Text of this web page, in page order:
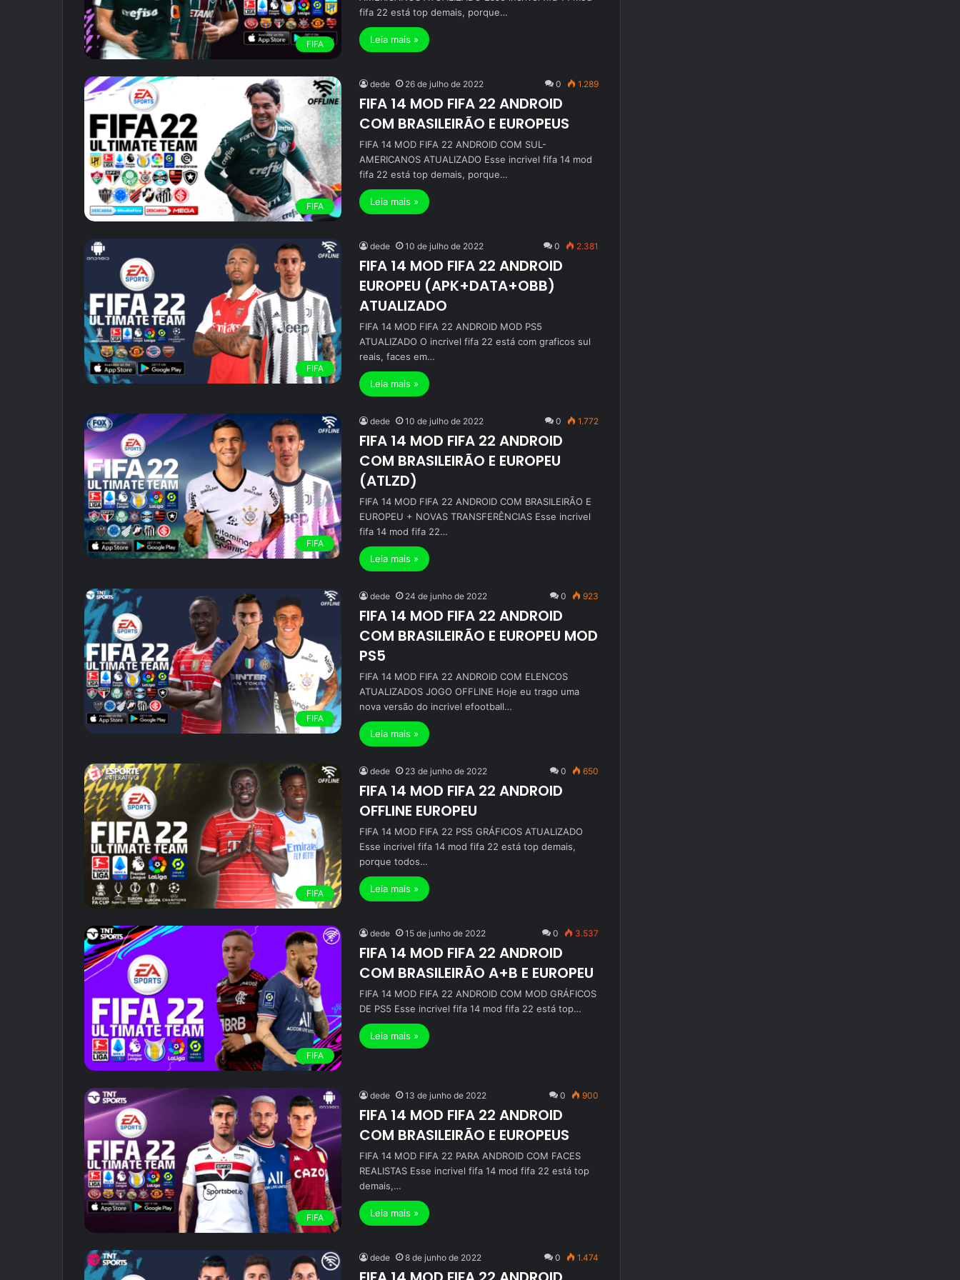
FIFA
fifa 22 está top demais, porque…
Leia mais »
FIFA
dede 26 de julho de 2022 0 1.289
FIFA 14 MOD FIFA 22 ANDROID
COM BRASILEIRÃO E EUROPEUS
FIFA 14 MOD FIFA 22 ANDROID COM SUL-
AMERICANOS ATUALIZADO Esse incrivel fifa 14 mod
fifa 22 está top demais, porque…
Leia mais »
FIFA
dede 10 de julho de 2022 0 2.381
FIFA 14 MOD FIFA 22 ANDROID
EUROPEU (APK+DATA+OBB)
ATUALIZADO
FIFA 14 MOD FIFA 22 ANDROID MOD PS5
ATUALIZADO O incrivel fifa 22 está com graficos sul
reais, faces em…
Leia mais »
FIFA
dede 10 de julho de 2022 0 1.772
FIFA 14 MOD FIFA 22 ANDROID
COM BRASILEIRÃO E EUROPEU
(ATLZD)
FIFA 14 MOD FIFA 22 ANDROID COM BRASILEIRÃO E
EUROPEU + NOVAS TRANSFERÊNCIAS Esse incrivel
fifa 14 mod fifa 22…
Leia mais »
FIFA
dede 24 de junho de 2022 0 923
FIFA 14 MOD FIFA 22 ANDROID
COM BRASILEIRÃO E EUROPEU MOD
PS5
FIFA 14 MOD FIFA 22 ANDROID COM ELENCOS
ATUALIZADOS JOGO OFFLINE Hoje eu trago uma
nova versão do incrivel efootball…
Leia mais »
FIFA
dede 23 de junho de 2022 0 650
FIFA 14 MOD FIFA 22 ANDROID
OFFLINE EUROPEU
FIFA 14 MOD FIFA 22 PS5 GRÁFICOS ATUALIZADO
Esse incrivel fifa 14 mod fifa 22 está top demais,
porque todos…
Leia mais »
FIFA
dede 15 de junho de 2022 0 3.537
FIFA 14 MOD FIFA 22 ANDROID
COM BRASILEIRÃO A+B E EUROPEU
FIFA 14 MOD FIFA 22 ANDROID COM MOD GRÁFICOS
DE PS5 Esse incrivel fifa 14 mod fifa 22 está top…
Leia mais »
FIFA
dede 13 de junho de 2022 0 900
FIFA 14 MOD FIFA 22 ANDROID
COM BRASILEIRÃO E EUROPEUS
FIFA 14 MOD FIFA 22 PARA ANDROID COM FACES
REALISTAS Esse incrivel fifa 14 mod fifa 22 está top
demais,…
Leia mais »
dede 8 de junho de 2022 0 1.474